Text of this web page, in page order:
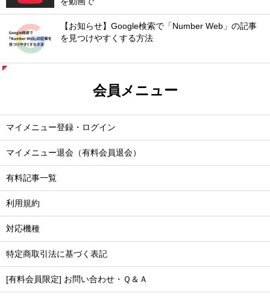
【お知らせ】Google検索で「Number Web」の記事
を見つけやすくする方法
会員メニュー
マイメニュー登録・ログイン
マイメニュー退会（有料会員退会）
有料記事一覧
利用規約
対応機種
特定商取引法に基づく表記
[有料会員限定] お問い合わせ・Ｑ＆Ａ